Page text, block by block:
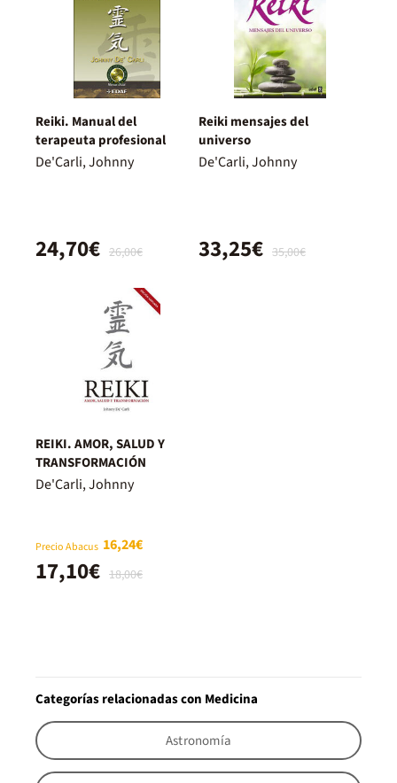
Reiki. Manual del
terapeuta profesional
De'Carli, Johnny
26,00€
24,70€
Reiki mensajes del
universo
De'Carli, Johnny
35,00€
33,25€
REIKI. AMOR, SALUD Y
TRANSFORMACIÓN
De'Carli, Johnny
Precio Abacus 16,24€
18,00€
17,10€
Categorías relacionadas con Medicina
Astronomía